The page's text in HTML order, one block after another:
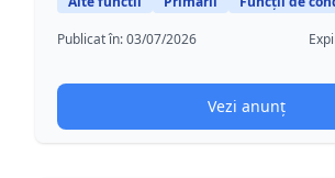
Publicat în:03/07/2026
Vezi anunț